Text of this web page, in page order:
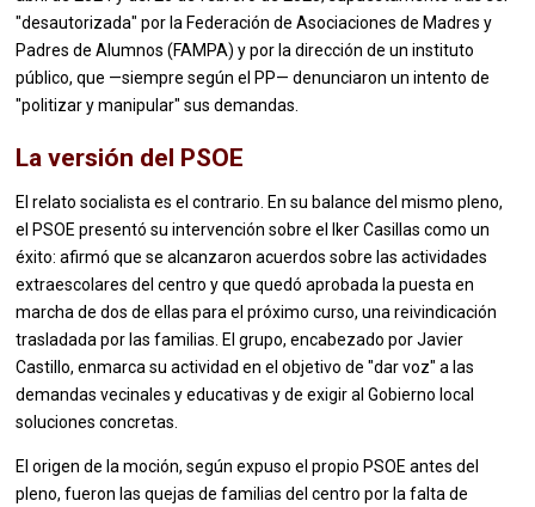
"desautorizada" por la Federación de Asociaciones de Madres y
Padres de Alumnos (FAMPA) y por la dirección de un instituto
público, que —siempre según el PP— denunciaron un intento de
"politizar y manipular" sus demandas.
La versión del PSOE
El relato socialista es el contrario. En su balance del mismo pleno,
el PSOE presentó su intervención sobre el Iker Casillas como un
éxito: afirmó que se alcanzaron acuerdos sobre las actividades
extraescolares del centro y que quedó aprobada la puesta en
marcha de dos de ellas para el próximo curso, una reivindicación
trasladada por las familias. El grupo, encabezado por Javier
Castillo, enmarca su actividad en el objetivo de "dar voz" a las
demandas vecinales y educativas y de exigir al Gobierno local
soluciones concretas.
El origen de la moción, según expuso el propio PSOE antes del
pleno, fueron las quejas de familias del centro por la falta de